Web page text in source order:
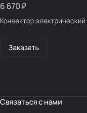
6 670 ₽
Заказать
Связаться с нами